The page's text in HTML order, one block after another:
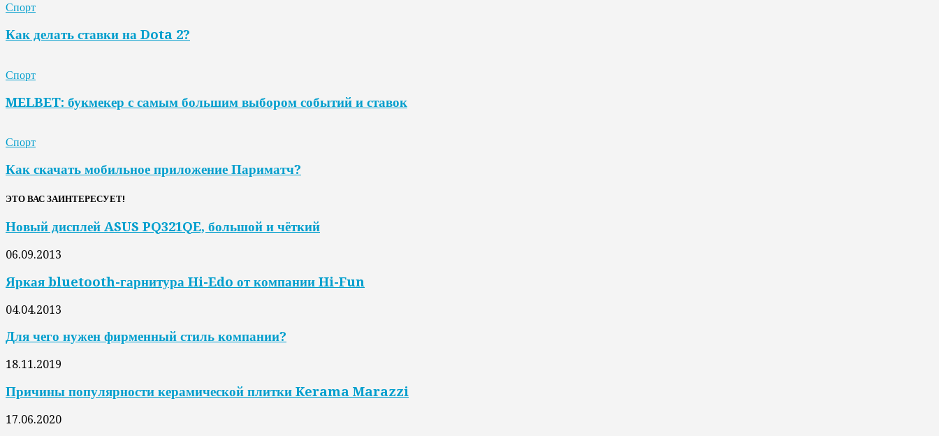
Спорт
Как делать ставки на Dota 2?
Спорт
MELBET: букмекер с самым большим выбором событий и ставок
Спорт
Как скачать мобильное приложение Париматч?
ЭТО ВАС ЗАИНТЕРЕСУЕТ!
Новый дисплей ASUS PQ321QE, большой и чёткий
06.09.2013
Яркая bluetooth-гарнитура Hi-Edo от компании Hi-Fun
04.04.2013
Для чего нужен фирменный стиль компании?
18.11.2019
Причины популярности керамической плитки Kerama Marazzi
17.06.2020